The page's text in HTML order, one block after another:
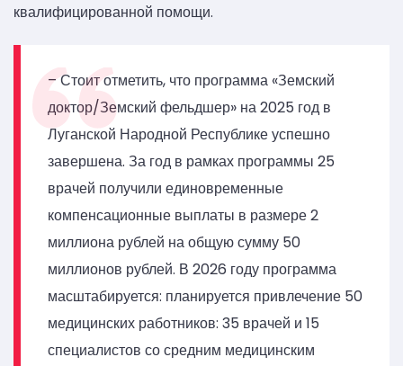
квалифицированной помощи.
– Стоит отметить, что программа «Земский
доктор/Земский фельдшер» на 2025 год в
Луганской Народной Республике успешно
завершена. За год в рамках программы 25
врачей получили единовременные
компенсационные выплаты в размере 2
миллиона рублей на общую сумму 50
миллионов рублей. В 2026 году программа
масштабируется: планируется привлечение 50
медицинских работников: 35 врачей и 15
специалистов со средним медицинским